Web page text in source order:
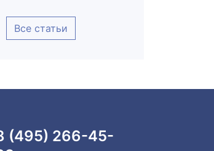
Все статьи
(495) 266-45-